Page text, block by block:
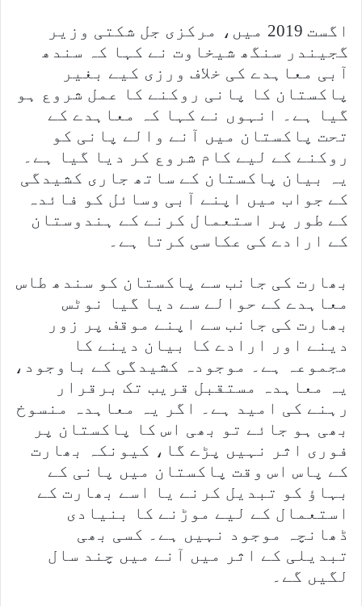
اگست 2019 میں، مرکزی جل شکتی وزیر
گجیندر سنگھ شیخاوت نے کہا کہ سندھ
آبی معاہدے کی خلاف ورزی کیے بغیر
پاکستان کا پانی روکنے کا عمل شروع ہو
گیا ہے۔ انہوں نے کہا کہ معاہدے کے
تحت پاکستان میں آنے والے پانی کو
روکنے کے لیے کام شروع کر دیا گیا ہے۔
یہ بیان پاکستان کے ساتھ جاری کشیدگی
کے جواب میں اپنے آبی وسائل کو فائدہ
کے طور پر استعمال کرنے کے ہندوستان
کے ارادے کی عکاسی کرتا ہے۔
بھارت کی جانب سے پاکستان کو سندھ طاس
معاہدے کے حوالے سے دیا گیا نوٹس
بھارت کی جانب سے اپنے موقف پر زور
دینے اور ارادے کا بیان دینے کا
مجموعہ ہے۔ موجودہ کشیدگی کے باوجود،
یہ معاہدہ مستقبل قریب تک برقرار
رہنے کی امید ہے۔ اگر یہ معاہدہ منسوخ
بھی ہو جائے تو بھی اس کا پاکستان پر
فوری اثر نہیں پڑے گا، کیونکہ بھارت
کے پاس اس وقت پاکستان میں پانی کے
بہاؤ کو تبدیل کرنے یا اسے بھارت کے
استعمال کے لیے موڑنے کا بنیادی
ڈھانچہ موجود نہیں ہے۔ کسی بھی
تبدیلی کے اثر میں آنے میں چند سال
لگیں گے۔